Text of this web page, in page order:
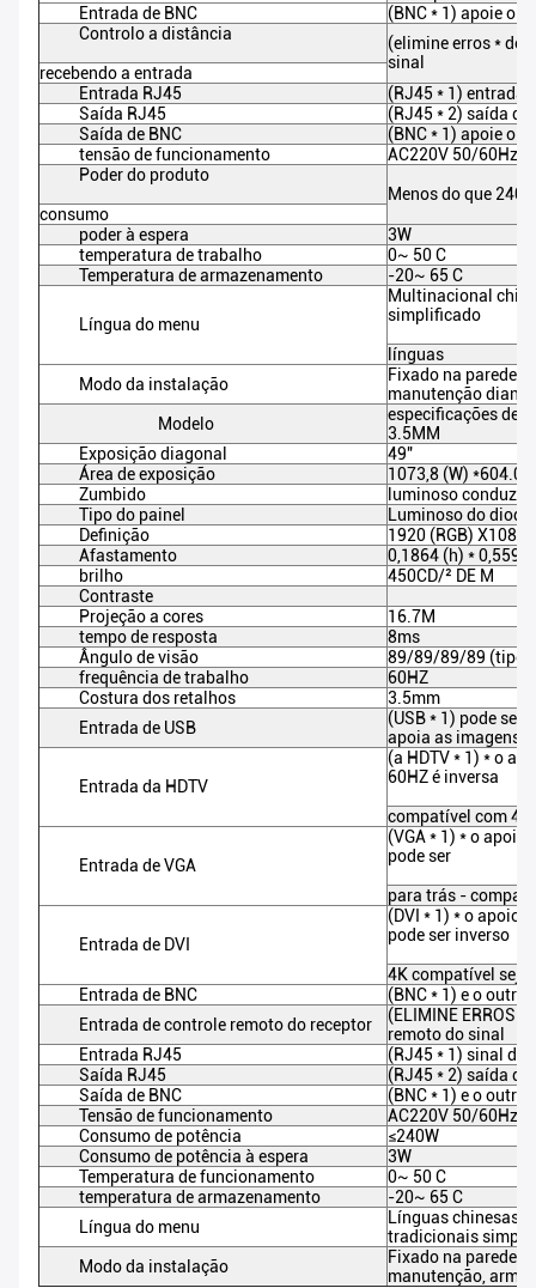
Entrada de BNC
(BNC * 1) apoie o
Controlo a distância
(elimine erros * de
sinal
recebendo a entrada
Entrada RJ45
(RJ45 * 1) entrada
Saída RJ45
(RJ45 * 2) saída
Saída de BNC
(BNC * 1) apoie o
tensão de funcionamento
AC220V 50/60Hz
Poder do produto
Menos do que
consumo
poder à espera
3W
temperatura de trabalho
0~ 50 C
Temperatura de armazenamento
-20~ 65 C
Língua do menu
Multinacional
simplificado
línguas
Modo da instalação
Fixado na parede,
manutenção
Modelo
especificações de
3.5MM
Exposição diagonal
49"
Área de exposição
1073,8 (W) *604.0
Zumbido
luminoso
Tipo do painel
Luminoso do
Definição
1920 (RGB) X1080,
Afastamento
0,1864 (h) * 0,5593
brilho
450CD/² DE M
Contraste
Projeção a cores
16.7M
tempo de resposta
8ms
Ângulo de visão
89/89/89/89 (tipo)
frequência de trabalho
60HZ
Costura dos retalhos
3.5mm
Entrada de USB
(USB * 1) pode ser
apoia as imagens
Entrada da HDTV
(a HDTV * 1) * o
60HZ é inversa
compatível com
Entrada de VGA
(VGA * 1) * o apoio
pode ser
para trás -
Entrada de DVI
(DVI * 1) * o apoio
pode ser inverso
4K compatível seja
Entrada de BNC
(BNC * 1) e o outro
Entrada de controle remoto do receptor
(ELIMINE ERROS
remoto do sinal
Entrada RJ45
(RJ45 * 1) sinal de
Saída RJ45
(RJ45 * 2) saída
Saída de BNC
(BNC * 1) e o outro
Tensão de funcionamento
AC220V 50/60Hz
Consumo de potência
≤240W
Consumo de potência à espera
3W
Temperatura de funcionamento
0~ 50 C
temperatura de armazenamento
-20~ 65 C
Língua do menu
Línguas chinesas,
tradicionais
Modo da instalação
Fixado na parede,
manutenção,